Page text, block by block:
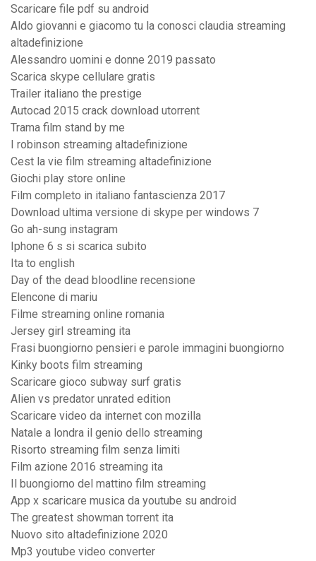
Scaricare file pdf su android
Aldo giovanni e giacomo tu la conosci claudia streaming
altadefinizione
Alessandro uomini e donne 2019 passato
Scarica skype cellulare gratis
Trailer italiano the prestige
Autocad 2015 crack download utorrent
Trama film stand by me
I robinson streaming altadefinizione
Cest la vie film streaming altadefinizione
Giochi play store online
Film completo in italiano fantascienza 2017
Download ultima versione di skype per windows 7
Go ah-sung instagram
Iphone 6 s si scarica subito
Ita to english
Day of the dead bloodline recensione
Elencone di mariu
Filme streaming online romania
Jersey girl streaming ita
Frasi buongiorno pensieri e parole immagini buongiorno
Kinky boots film streaming
Scaricare gioco subway surf gratis
Alien vs predator unrated edition
Scaricare video da internet con mozilla
Natale a londra il genio dello streaming
Risorto streaming film senza limiti
Film azione 2016 streaming ita
Il buongiorno del mattino film streaming
App x scaricare musica da youtube su android
The greatest showman torrent ita
Nuovo sito altadefinizione 2020
Mp3 youtube video converter